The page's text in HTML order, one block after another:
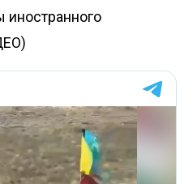
иностранного